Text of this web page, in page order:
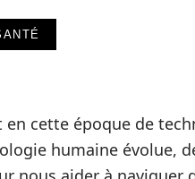
en cette époque de
humaine évolue,